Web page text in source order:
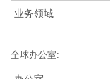
全球办公室: